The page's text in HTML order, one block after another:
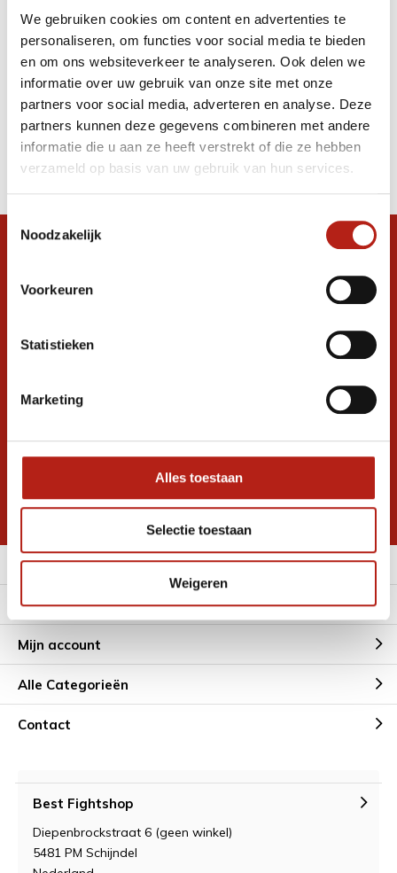
We gebruiken cookies om content en advertenties te
personaliseren, om functies voor social media te bieden
en om ons websiteverkeer te analyseren. Ook delen we
informatie over uw gebruik van onze site met onze
partners voor social media, adverteren en analyse. Deze
partners kunnen deze gegevens combineren met andere
informatie die u aan ze heeft verstrekt of die ze hebben
verzameld op basis van uw gebruik van hun services.
Toestemmingsselectie
Noodzakelijk
Voorkeuren
Statistieken
Marketing
Alles toestaan
Selectie toestaan
Weigeren
Apply filters
Producten getagd met
Adidas Karatepak
K190SK Revoflex
Producten
Filter
Stel je vraag in de chat, en we helpen je
graag verder. 24/7
Volg ons
promoties
* Lees hier de wettelijke beperkingen
Meer informatie
Klantenservice
Mijn account
Alle Categorieën
Contact
Best Fightshop
Diepenbrockstraat 6 (geen winkel)
5481 PM Schijndel